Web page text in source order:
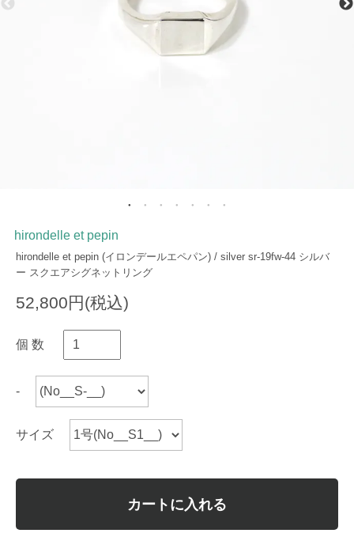
hirondelle et pepin
hirondelle et pepin (イロンデールエペパン) / silver sr-19fw-44 シルバ
ー スクエアシグネットリング
52,800円(税込)
個 数
-
サイズ
カートに入れる